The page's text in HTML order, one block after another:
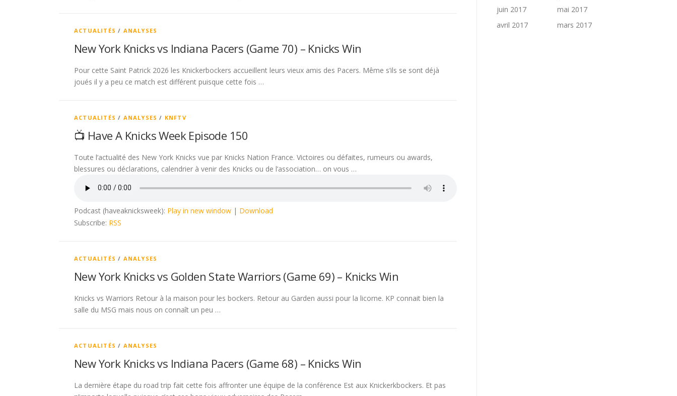
ACTUALITÉS / ANALYSES
New York Knicks vs Indiana Pacers (Game 70) – Knicks Win
Pour cette Saint Patrick 2026 les Knickerbockers accueillent leurs vieux amis des Pacers. Même s’ils se sont déjà
joués il y a peu ce match est différent puisque cette fois …
ACTUALITÉS / ANALYSES / KNFTV
📺 Have A Knicks Week Episode 150
Toute l’actualité des New York Knicks vue par Knicks Nation France. Victoires ou défaites, rumeurs ou awards,
blessures ou déclarations, calendrier à venir des Knicks ou de l’association… on vous …
Podcast (haveaknicksweek): Play in new window | Download
Subscribe: RSS
ACTUALITÉS / ANALYSES
New York Knicks vs Golden State Warriors (Game 69) – Knicks Win
Knicks vs Warriors Retour à la maison pour les bockers. Retour au Garden aussi pour la licorne. KP connait bien la
salle du MSG mais nous on connaît un peu …
ACTUALITÉS / ANALYSES
New York Knicks vs Indiana Pacers (Game 68) – Knicks Win
La dernière étape du road trip fait cette fois affronter une équipe de la conférence Est aux Knickerkbockers. Et pas
juin 2017
mai 2017
avril 2017
mars 2017